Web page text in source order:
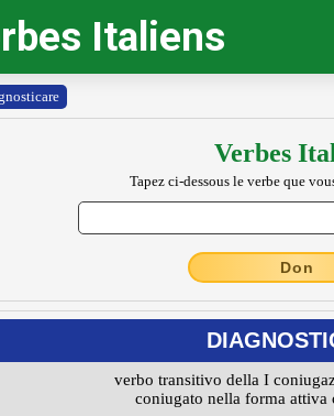
Italiens
Verbes
Tapez ci-dessous le verbe que
Don
verbo transitivo della I
coniugato nella forma attiva